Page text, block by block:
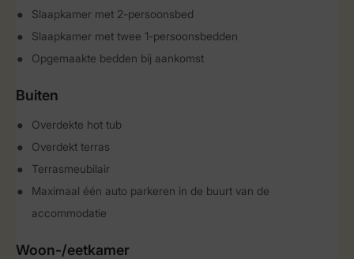
Slaapkamer met 2-persoonsbed
Slaapkamer met twee 1-persoonsbedden
Opgemaakte bedden bij aankomst
Buiten
Overdekte hot tub
Overdekt terras
Terrasmeubilair
Maximaal één auto parkeren in de buurt van de
accommodatie
Woon-/eetkamer